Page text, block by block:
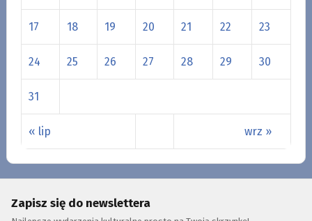
« lip wrz »
17 18 19 20 21 22 23
24 25 26 27 28 29 30
31
Zapisz się do newslettera